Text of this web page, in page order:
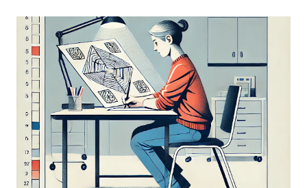
４点以上の乖離（discrepancy）があった場合は？ 実施した
ばかりのアセスメントを詳しく考えてみると、言葉の受容と表
出が明らかに難しいケースだったけど、視空間スキルと処理速
度はまったく問題なく保たれていた。-Miriam という問題提起
に対するスレッドのようだ。 私も以前に何度か同じようなパタ
ーンに出会ったことがあって似たようなことを考えたことがあ
るけど、ぜんぜん専門外だったから。あなたももう考えてるだ
ろうけど、語音整列はたぶんより複雑な課題だと思う。という
のも、数唱のように単に数字を扱うんじゃなくって、（文字と